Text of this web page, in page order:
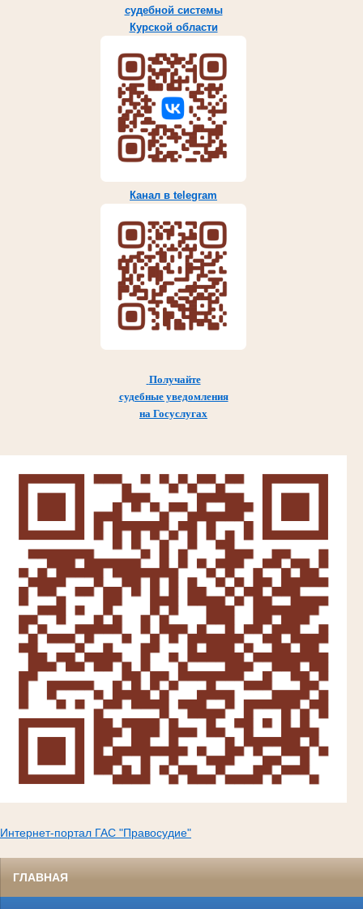
судебной системы
Курской области
Канал в telegram
Получайте
судебные уведомления
на Госуслугах
Интернет-портал ГАС "Правосудие"
ГЛАВНАЯ